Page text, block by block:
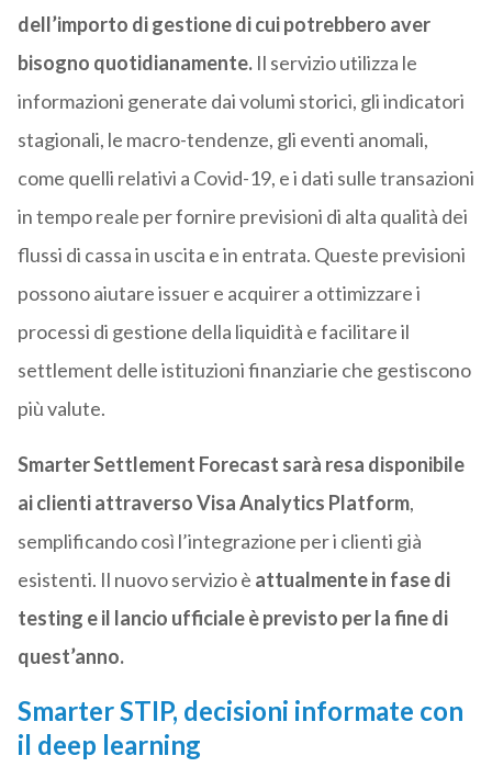
dell’importo di gestione di cui potrebbero aver
bisogno quotidianamente.Il servizio utilizza le
informazioni generate dai volumi storici, gli indicatori
stagionali, le macro-tendenze, gli eventi anomali,
come quelli relativi a Covid-19, e i dati sulle transazioni
in tempo reale per fornire previsioni di alta qualità dei
flussi di cassa in uscita e in entrata. Queste previsioni
possono aiutare issuer e acquirer a ottimizzare i
processi di gestione della liquidità e facilitare il
settlement delle istituzioni finanziarie che gestiscono
più valute.
Smarter Settlement Forecast sarà resa disponibile
ai clienti attraverso Visa Analytics Platform,
semplificando così l’integrazione per i clienti già
esistenti. Il nuovo servizio è attualmente in fase di
testing e il lancio ufficiale è previsto per la fine di
quest’anno.
Smarter STIP, decisioni informate con
il deep learning